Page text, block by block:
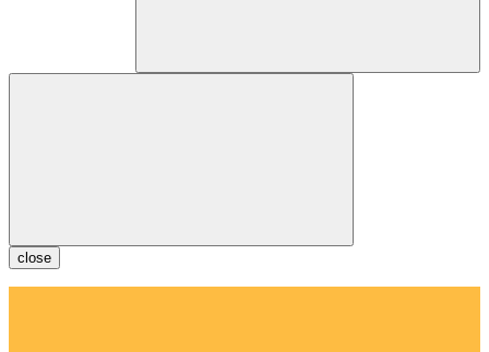
close